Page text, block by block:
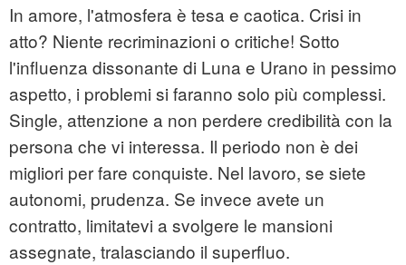
In amore, l'atmosfera è tesa e caotica. Crisi in
atto? Niente recriminazioni o critiche! Sotto
l'influenza dissonante di Luna e Urano in pessimo
aspetto, i problemi si faranno solo più complessi.
Single, attenzione a non perdere credibilità con la
persona che vi interessa. Il periodo non è dei
migliori per fare conquiste. Nel lavoro, se siete
autonomi, prudenza. Se invece avete un
contratto, limitatevi a svolgere le mansioni
assegnate, tralasciando il superfluo.